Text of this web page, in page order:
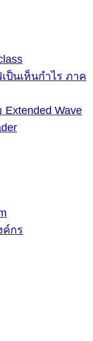
ป็นเห็นกำไร ภาค
Wave
ค์กร